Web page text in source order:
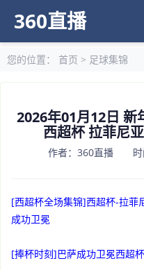
360直播
您的位置： 首页 > 足球集锦
2026年01月12日 新
西超杯 拉菲尼
作者：360直播 时
[西超杯全场集锦]西超杯-拉菲
成功卫冕
[捧杯时刻]巴萨成功卫冕西超